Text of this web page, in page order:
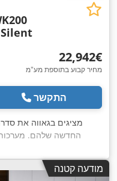
‏22,942 ‏€
מחיר קבוע בתוספת מע"מ
התקשר
גנרטורים אלו מצוידות
הפחתה של
היחידה חדשה, שלמה
מודעה קטנה